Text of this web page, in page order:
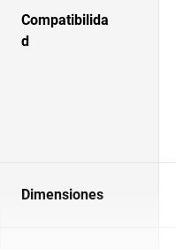
Compatibilida
d
Dimensiones